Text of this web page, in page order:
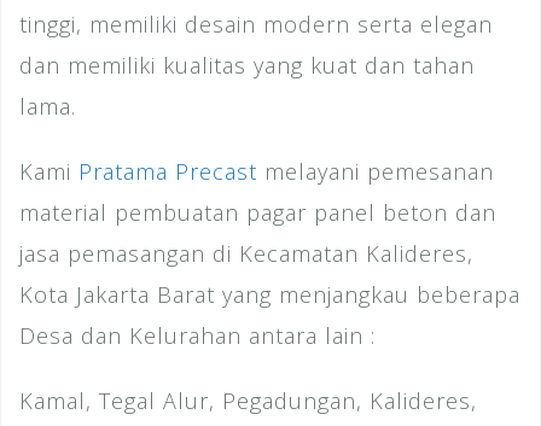
tinggi, memiliki desain modern serta elegan
dan memiliki kualitas yang kuat dan tahan
lama.
Kami Pratama Precast melayani pemesanan
material pembuatan pagar panel beton dan
jasa pemasangan di Kecamatan Kalideres,
Kota Jakarta Barat yang menjangkau beberapa
Desa dan Kelurahan antara lain :
Kamal, Tegal Alur, Pegadungan, Kalideres,